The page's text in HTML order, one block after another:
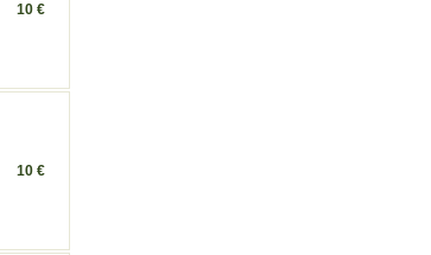
10 €
10 €